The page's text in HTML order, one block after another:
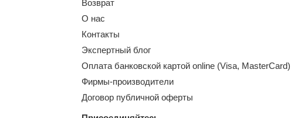
Возврат
О нас
Контакты
Экспертный блог
Оплата банковской картой online (Visa, MasterCard)
Фирмы-производители
Договор публичной оферты